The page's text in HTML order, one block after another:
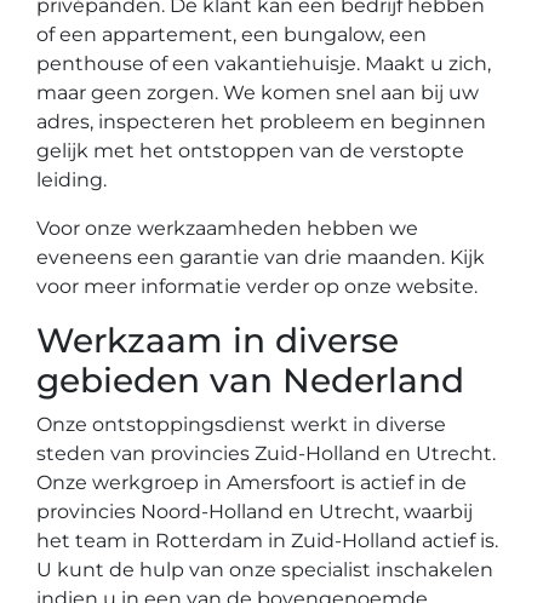
privépanden. De klant kan een bedrijf hebben
of een appartement, een bungalow, een
penthouse of een vakantiehuisje. Maakt u zich,
maar geen zorgen. We komen snel aan bij uw
adres, inspecteren het probleem en beginnen
gelijk met het ontstoppen van de verstopte
leiding.
Voor onze werkzaamheden hebben we
eveneens een garantie van drie maanden. Kijk
voor meer informatie verder op onze website.
Werkzaam in diverse
gebieden van Nederland
Onze ontstoppingsdienst werkt in diverse
steden van provincies Zuid-Holland en Utrecht.
Onze werkgroep in Amersfoort is actief in de
provincies Noord-Holland en Utrecht, waarbij
het team in Rotterdam in Zuid-Holland actief is.
U kunt de hulp van onze specialist inschakelen